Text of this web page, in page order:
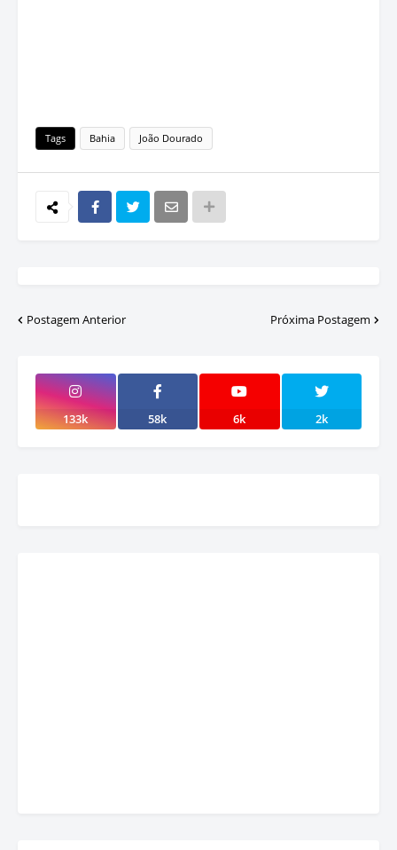
Tags Bahia João Dourado
Postagem Anterior Próxima Postagem
133k 58k 6k 2k